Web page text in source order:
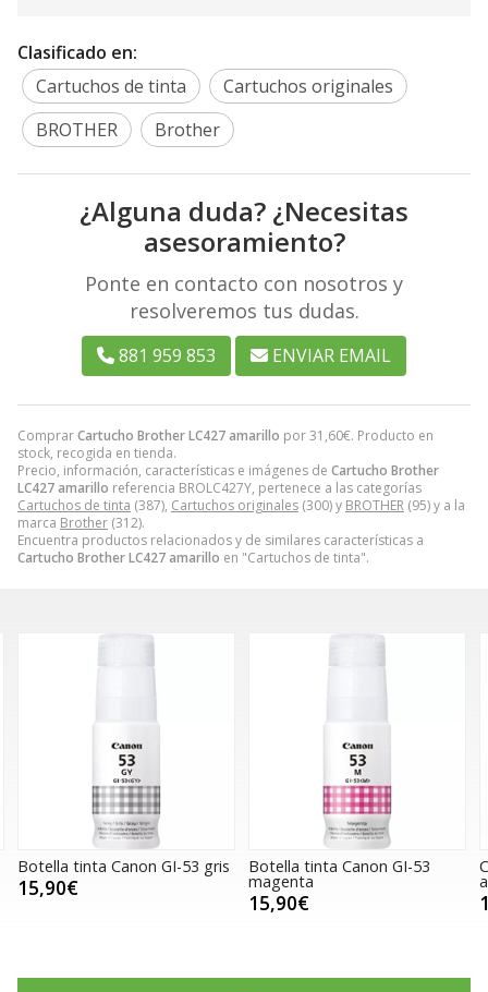
ComprarCartucho Brother LC427 amarillo por31,60€. Producto en
stock, recogida en tienda.
Precio, información, características e imágenes de Cartucho Brother
LC427 amarillo referencia BROLC427Y, pertenece a las categorías
Cartuchos de tinta (387), Cartuchos originales (300) y BROTHER (95) y a la
marca Brother (312).
Encuentra productos relacionados y de similares características a
Cartucho Brother LC427 amarillo en "Cartuchos de tinta".
Clasificado en:
Cartuchos de tinta
Cartuchos originales
BROTHER
Brother
¿Alguna duda? ¿Necesitas
asesoramiento?
Ponte en contacto con nosotros y
resolveremos tus dudas.
881 959 853 ENVIAR EMAIL
Botella tinta Canon GI-53 gris
15,90€
Botella tinta Canon GI-53
magenta
15,90€